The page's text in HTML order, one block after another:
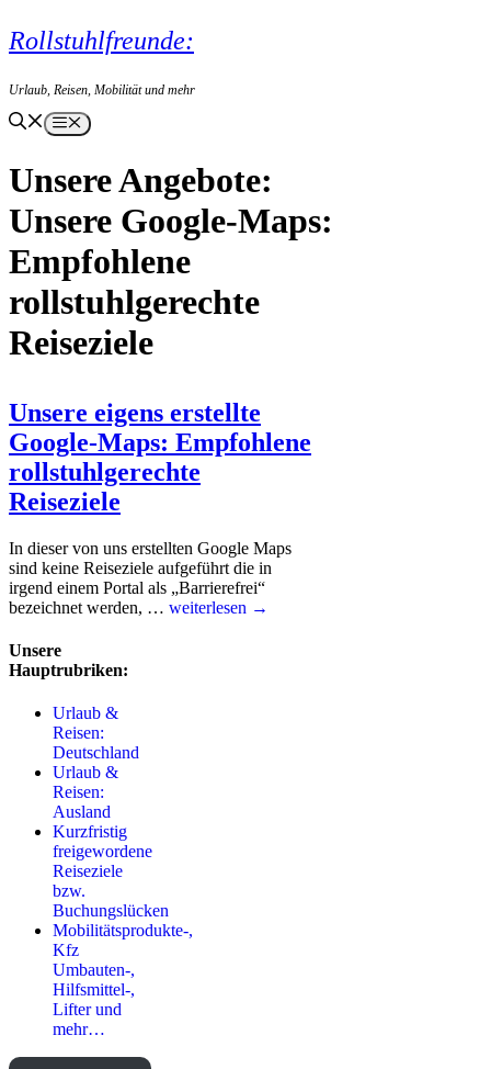
Zum
Inhalt
Rollstuhlfreunde:
Urlaub, Reisen, Mobilität und mehr
Menü
Unsere Google-Maps:
Empfohlene
rollstuhlgerechte
Reiseziele
Unsere eigens erstellte
Google-Maps: Empfohlene
rollstuhlgerechte
Reiseziele
In dieser von uns erstellten Google Maps
sind keine Reiseziele aufgeführt die in
irgend einem Portal als „Barrierefrei“
bezeichnet werden, … weiterlesen →
Unsere
Hauptrubriken:
Urlaub &
Reisen:
Deutschland
Urlaub &
Reisen:
Ausland
Kurzfristig
freigewordene
Reiseziele
bzw.
Buchungslücken
Mobilitätsprodukte-,
Kfz
Umbauten-,
Hilfsmittel-,
Lifter und
mehr…